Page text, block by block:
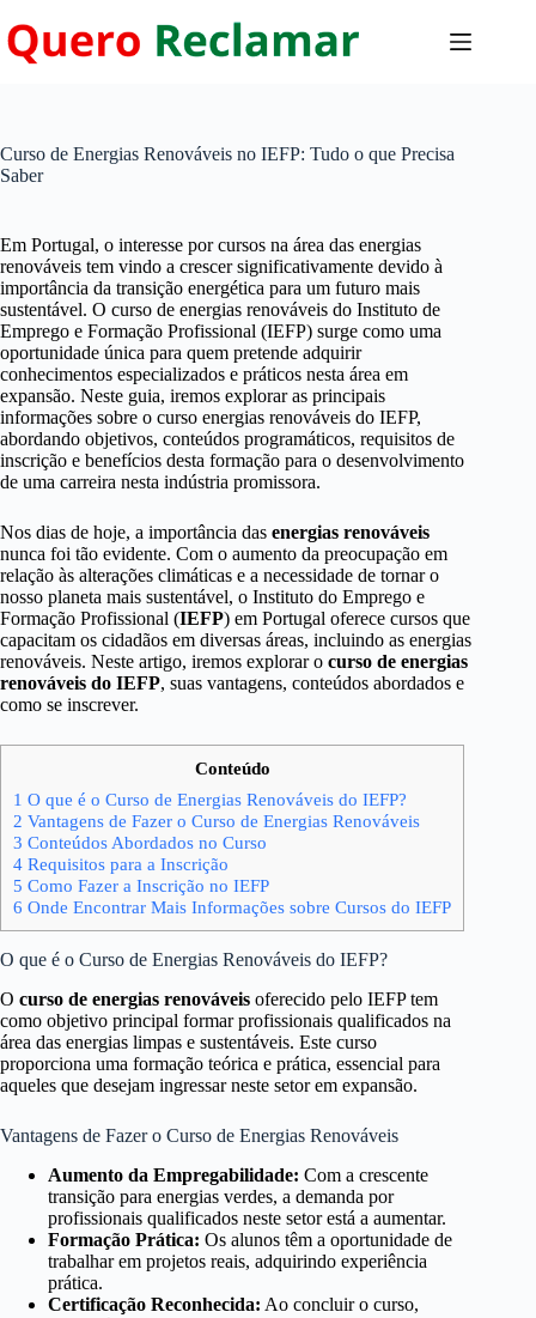
para
o
Curso de Energias Renováveis no IEFP: Tudo o que Precisa
Saber
Em Portugal, o interesse por cursos na área das energias
renováveis tem vindo a crescer significativamente devido à
importância da transição energética para um futuro mais
sustentável. O curso de energias renováveis do Instituto de
Emprego e Formação Profissional (IEFP) surge como uma
oportunidade única para quem pretende adquirir
conhecimentos especializados e práticos nesta área em
expansão. Neste guia, iremos explorar as principais
informações sobre o curso energias renováveis do IEFP,
abordando objetivos, conteúdos programáticos, requisitos de
inscrição e benefícios desta formação para o desenvolvimento
de uma carreira nesta indústria promissora.
Nos dias de hoje, a importância das energias renováveis
nunca foi tão evidente. Com o aumento da preocupação em
relação às alterações climáticas e a necessidade de tornar o
nosso planeta mais sustentável, o Instituto do Emprego e
Formação Profissional (IEFP) em Portugal oferece cursos que
capacitam os cidadãos em diversas áreas, incluindo as energias
renováveis. Neste artigo, iremos explorar o curso de energias
renováveis do IEFP, suas vantagens, conteúdos abordados e
como se inscrever.
Conteúdo
1 O que é o Curso de Energias Renováveis do IEFP?
2 Vantagens de Fazer o Curso de Energias Renováveis
3 Conteúdos Abordados no Curso
4 Requisitos para a Inscrição
5 Como Fazer a Inscrição no IEFP
6 Onde Encontrar Mais Informações sobre Cursos do IEFP
O que é o Curso de Energias Renováveis do IEFP?
O curso de energias renováveis oferecido pelo IEFP tem
como objetivo principal formar profissionais qualificados na
área das energias limpas e sustentáveis. Este curso
proporciona uma formação teórica e prática, essencial para
aqueles que desejam ingressar neste setor em expansão.
Vantagens de Fazer o Curso de Energias Renováveis
Aumento da Empregabilidade: Com a crescente
transição para energias verdes, a demanda por
profissionais qualificados neste setor está a aumentar.
Formação Prática: Os alunos têm a oportunidade de
trabalhar em projetos reais, adquirindo experiência
prática.
Certificação Reconhecida: Ao concluir o curso,